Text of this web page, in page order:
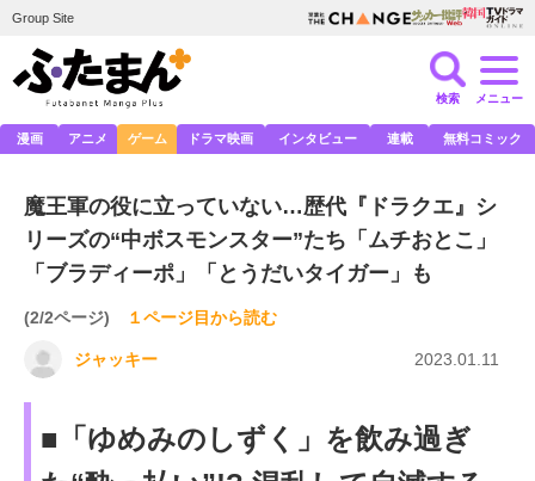
Group Site
検索 メニュー
漫画 アニメ ゲーム ドラマ映画 インタビュー 連載 無料コミック
魔王軍の役に立っていない…歴代『ドラクエ』シ
リーズの“中ボスモンスター”たち「ムチおとこ」
「ブラディーポ」「とうだいタイガー」も
(2/2ページ) １ページ目から読む
ジャッキー 2023.01.11
■「ゆめみのしずく」を飲み過ぎ